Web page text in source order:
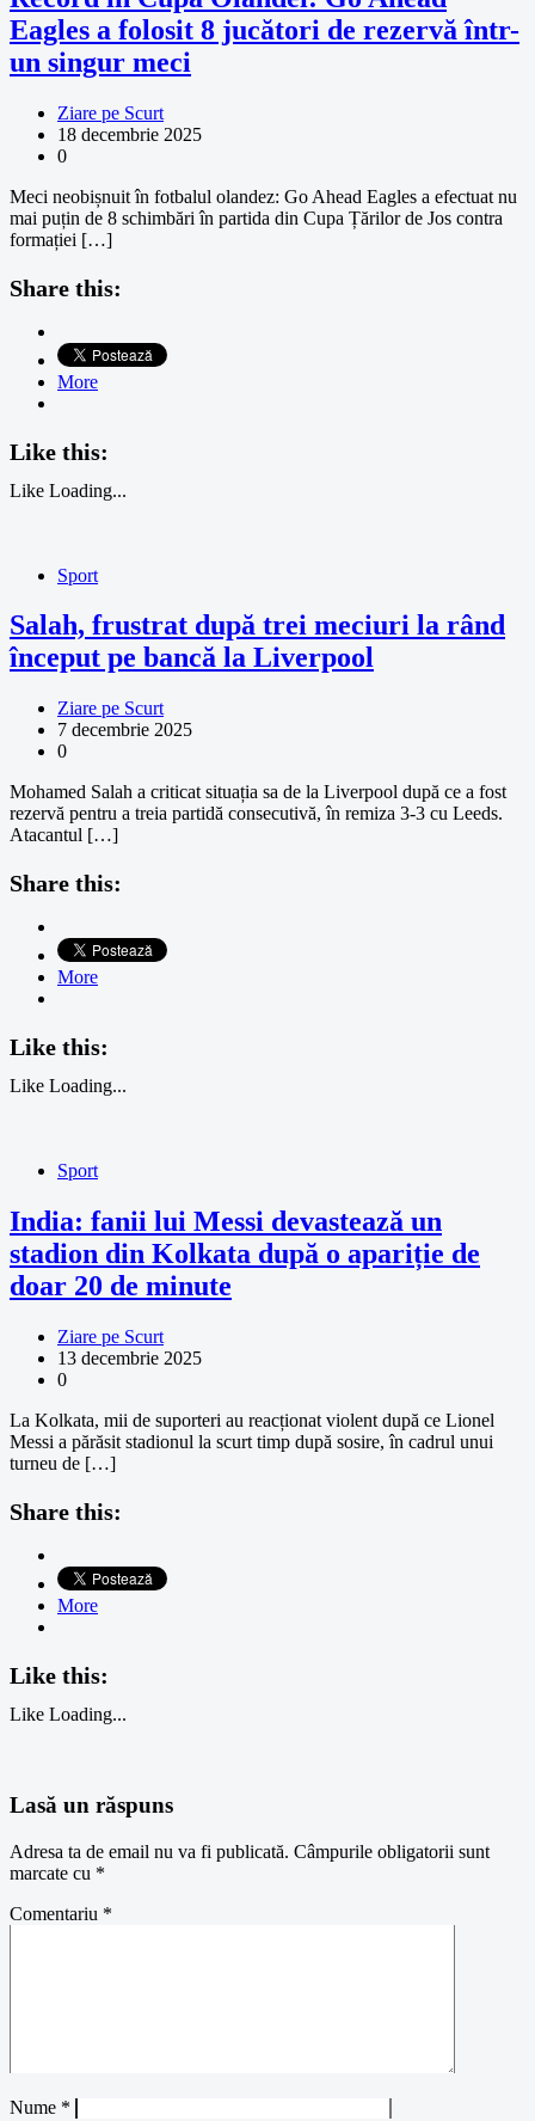
Eagles a folosit 8 jucători de rezervă într-
un singur meci
Ziare pe Scurt
18 decembrie 2025
0
Meci neobișnuit în fotbalul olandez: Go Ahead Eagles a efectuat nu
mai puțin de 8 schimbări în partida din Cupa Țărilor de Jos contra
formației […]
Share this:
More
Like this:
Like Loading...
Sport
Salah, frustrat după trei meciuri la rând
început pe bancă la Liverpool
Ziare pe Scurt
7 decembrie 2025
0
Mohamed Salah a criticat situația sa de la Liverpool după ce a fost
rezervă pentru a treia partidă consecutivă, în remiza 3-3 cu Leeds.
Atacantul […]
Share this:
More
Like this:
Like Loading...
Sport
India: fanii lui Messi devastează un
stadion din Kolkata după o apariție de
doar 20 de minute
Ziare pe Scurt
13 decembrie 2025
0
La Kolkata, mii de suporteri au reacționat violent după ce Lionel
Messi a părăsit stadionul la scurt timp după sosire, în cadrul unui
turneu de […]
Share this:
More
Like this:
Like Loading...
Lasă un răspuns
Adresa ta de email nu va fi publicată. Câmpurile obligatorii sunt
marcate cu *
Comentariu *
Nume *